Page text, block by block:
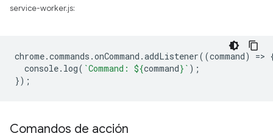
service-worker.js:
chrome.commands .onCommand .addListener((command) =>
console. log( `Command: ${command} ` );
});
Comandos de acción